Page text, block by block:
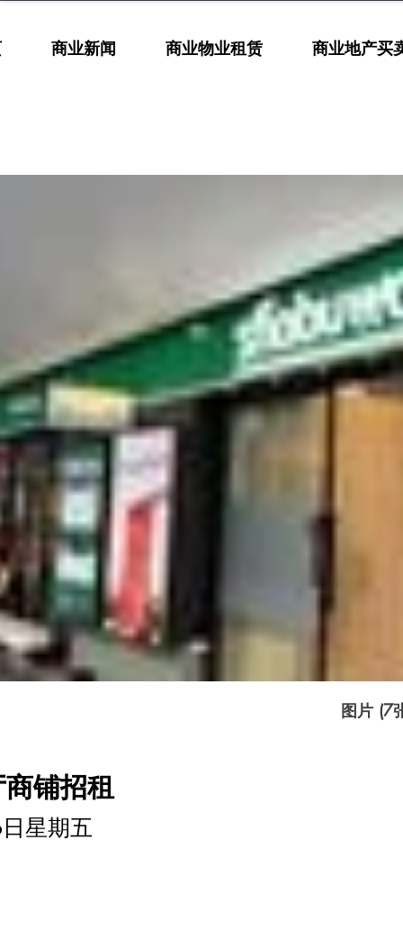
商业新闻 商业物业租赁 商业地产买
图片 (7
铺招租
星期五